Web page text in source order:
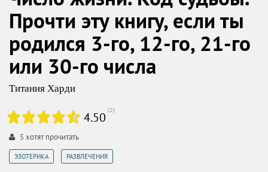
Прочти эту книгу, если ты
родился 3-го, 12-го, 21-го
или 30-го числа
Титания Харди
4.50 (2)
5 хотят прочитать
ЭЗОТЕРИКА РАЗВЛЕЧЕНИЯ